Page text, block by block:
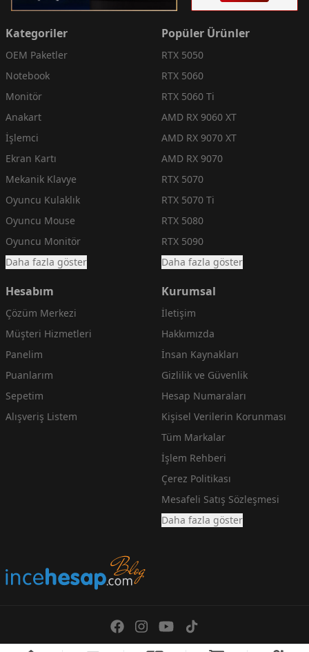
Kategoriler
OEM Paketler
Notebook
Monitör
Anakart
İşlemci
Ekran Kartı
Mekanik Klavye
Oyuncu Kulaklık
Oyuncu Mouse
Oyuncu Monitör
Daha fazla göster
Popüler Ürünler
RTX 5050
RTX 5060
RTX 5060 Ti
AMD RX 9060 XT
AMD RX 9070 XT
AMD RX 9070
RTX 5070
RTX 5070 Ti
RTX 5080
RTX 5090
Daha fazla göster
Hesabım
Çözüm Merkezi
Müşteri Hizmetleri
Panelim
Puanlarım
Sepetim
Alışveriş Listem
Kurumsal
İletişim
Hakkımızda
İnsan Kaynakları
Gizlilik ve Güvenlik
Hesap Numaraları
Kişisel Verilerin Korunması
Tüm Markalar
İşlem Rehberi
Çerez Politikası
Mesafeli Satış Sözleşmesi
Daha fazla göster
En Ucuz Teknoloji Fiyatlarını arayanlara incehesap.com